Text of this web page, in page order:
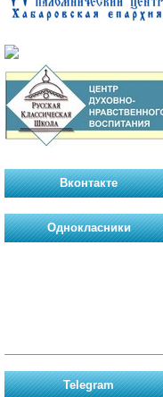
Вконтакте
Однокласники
Telegram